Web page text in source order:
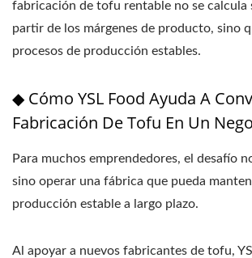
fabricación de tofu rentable no se calcula
partir de los márgenes de producto, sino
procesos de producción estables.
◆ Cómo YSL Food Ayuda A
Fabricación De Tofu En Un
Para muchos emprendedores, el desafío
sino operar una fábrica que pueda
producción estable a largo plazo.
Al apoyar a nuevos fabricantes de tofu,